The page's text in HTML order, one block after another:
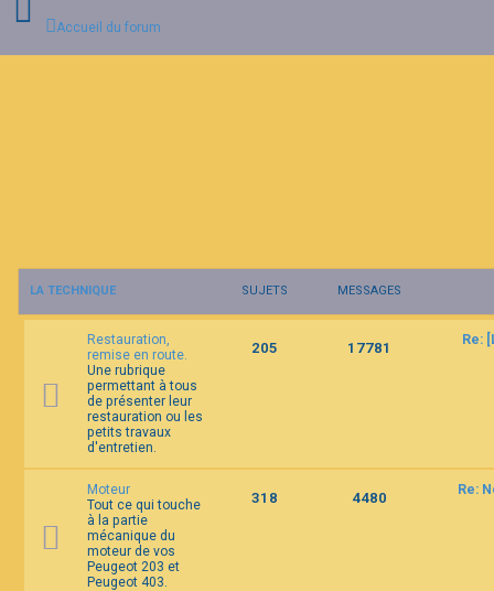
I
n
Accueil du forum
LA TECHNIQUE SUJETS MESSAGES
Restauration,
remise en route.
Une rubrique
permettant à tous
de présenter leur
restauration ou les
petits travaux
d'entretien.
205 17781 Re:
Moteur
Tout ce qui touche
à la partie
mécanique du
moteur de vos
Peugeot 203 et
Peugeot 403.
318 4480 Re: